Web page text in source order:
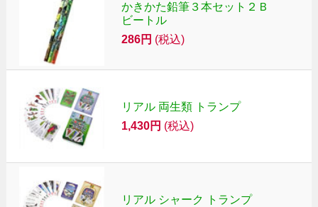
かきかた鉛筆３本セット２Ｂ
ビートル
286円 (税込)
リアル 両生類 トランプ
1,430円 (税込)
リアル シャーク トランプ